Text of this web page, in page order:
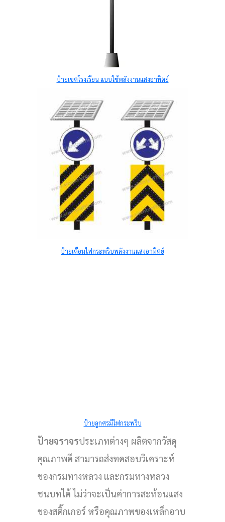
ป้ายเขตโรงเรียน แบบใช้พลังงานแสงอาทิตย์
ป้ายเตือนไฟกระพริบพลังงานแสงอาทิตย์
ป้ายลูกศรมีไฟกระพริบ
ป้ายจราจรประเภทต่างๆ ผลิตจากวัสดุ
คุณภาพดี สามารถส่งทดสอบวิเคราะห์
ของกรมทางหลวง และกรมทางหลวง
ชนบทได้ ไม่ว่าจะเป็นค่าการสะท้อนแสง
ของสติ๊กเกอร์ หรือคุณภาพของเหล็กอาบ